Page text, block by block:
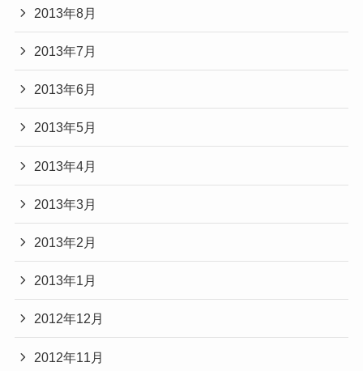
2013年8月
2013年7月
2013年6月
2013年5月
2013年4月
2013年3月
2013年2月
2013年1月
2012年12月
2012年11月